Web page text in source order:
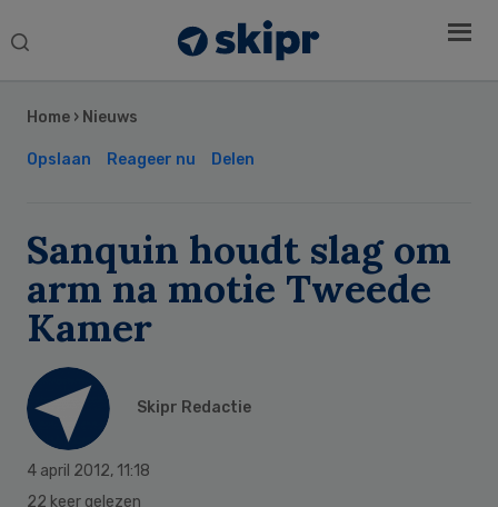
Search
Home › Nieuws
Opslaan Reageer nu Delen
Sanquin houdt slag om
arm na motie Tweede
Kamer
Skipr Redactie
4 april 2012, 11:18
22 keer gelezen
Sidebar